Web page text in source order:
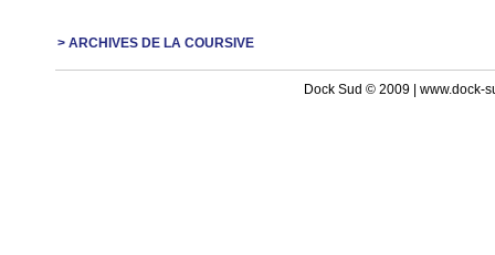
> ARCHIVES DE LA COURSIVE
Dock Sud © 2009 | www.dock-